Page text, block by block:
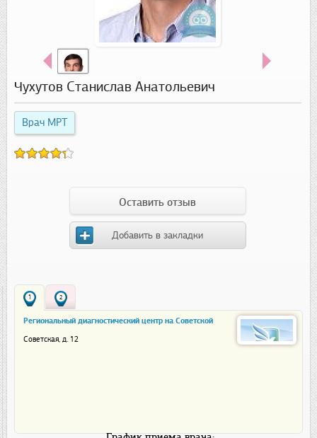
Чухутов Станислав Анатольевич
Врач МРТ
Оставить отзыв
Добавить в закладки
1 2
Региональный диагностический центр на Советской
Советская, д. 12